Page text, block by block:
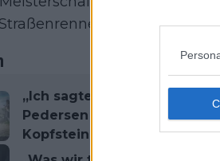
beendete.
„Ich sagte: ‚Das kann doch
Pedersen über den
Kopfsteinpflaster von